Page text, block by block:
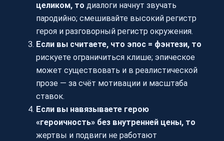
целиком, то диалоги начнут звучать
пародийно; смешивайте высокий регистр
героя и разговорный регистр окружения.
Если вы считаете, что эпос = фэнтези, то
рискуете ограничиться клише; эпическое
может существовать и в реалистической
прозе — за счёт мотивации и масштаба
ставок.
Если вы навязываете герою
«героичность» без внутренней цены, то
жертвы и подвиги не работают